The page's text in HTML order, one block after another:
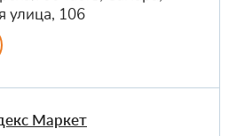
улица, 106
Маркет